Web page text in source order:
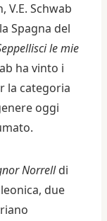
V.E. Schwab
Spagna del
le mie
ha vinto i
la categoria
oggi
Norrelldi
due